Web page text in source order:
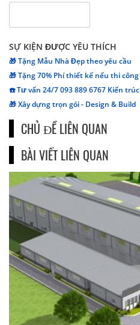
SỰ KIỆN ĐƯỢC YÊU THÍCH
🎁 Tặng Mẫu Nhà Đẹp theo yêu cầu
🎁 Tặng 70% Phí thiết kế nếu thi
☎️ Tư vấn 24/7 093 889 6767 Kiến
🎁 Xây dựng trọn gói - Design & Build
CHỦ ĐỀ LIÊN QUAN
BÀI VIẾT LIÊN QUAN